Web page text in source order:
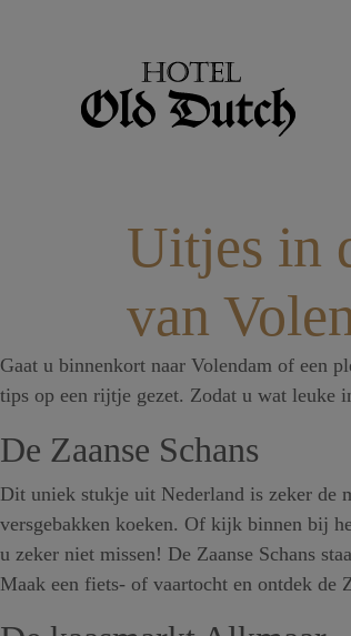
Uitjes in
van
Gaat u binnenkort naar Volendam of een
tips op een rijtje gezet. Zodat u wat leuke
De Zaanse Schans
Dit uniek stukje uit Nederland is zeker de
versgebakken koeken. Of kijk binnen bij
u zeker niet missen! De Zaanse Schans
Maak een fiets- of vaartocht en ontdek de